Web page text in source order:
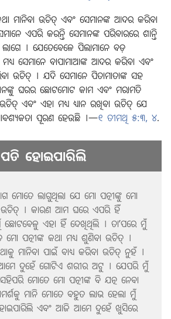
ମାନିବା ଉଚିତ୍‌ ଏବଂ ସେମାନଙ୍କ ଆଦର କରିବା
ଏପରି କରନ୍ତି ସେମାନଙ୍କ ପରିବାରରେ ଶାନ୍ତି
। ଯେତେବେଳେ ପିଲାମାନେ ବଡ଼
ସେମାନେ ବାପାମାଆଙ୍କ ଆଦର କରିବା ଏବଂ
ଉଚିତ୍‌ । ଯଦି ସେମାନେ ପିତାମାତାଙ୍କ ସହ
ଘରର ଛୋଟମୋଟ କାମ ଏବଂ ମରାମତି
ଏବଂ ଏହା ମଧ୍ୟ ଧ୍ୟାନ ରଖିବା ଉଚିତ୍‌ ଯେ
ପୂରଣ ହେଉଛି ।—୧ ତୀମଥି ୫:୩, ୪.
ହୋଇପାରିଲି
ମୋତେ ଲାଗୁଥିଲା ଯେ ମୋ ପତ୍ନୀଙ୍କୁ ମୋ
ଉଚିତ୍‌ । କାରଣ ଆମ ଘରେ ଏପରି ହିଁ
ଛୋଟବେଳୁ ଏହା ହିଁ ଦେଖିଥିଲି । ତାʼପରେ ମୁଁ
ପତ୍ନୀଙ୍କ କଥା ମଧ୍ୟ ଶୁଣିବା ଉଚିତ୍‌ ।
ମାନିବା ପାଇଁ ବାଧ୍ୟ କରିବା ଉଚିତ୍‌ ନୁହଁ ।
ଆମେ ଦୁହେଁ ଗୋଟିଏ ଶରୀର ଅଟୁ । ଯେପରି ମୁଁ
ମୋତେ ମୋ ପତ୍ନୀଙ୍କ ବି ଯତ୍ନ ନେବା
ମାନି ମୋତେ ବହୁତ ଲାଭ ହେଲା ମୁଁ
ଏବଂ ଆଜି ଆମେ ଦୁହେଁ ଖୁସିରେ